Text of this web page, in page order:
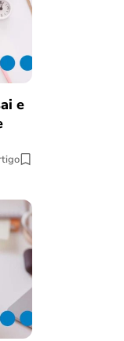
Salvar Ferramenta
e